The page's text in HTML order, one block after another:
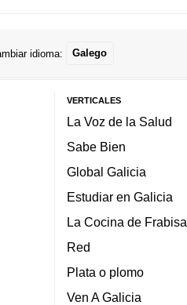
idioma: Galego
VERTICALES
La Voz de la Salud
Sabe Bien
Global Galicia
Estudiar en Galicia
La Cocina de Frabisa
Red
Plata o plomo
Ven A Galicia